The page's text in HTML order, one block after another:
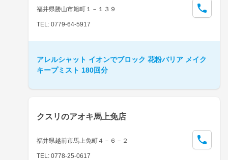
福井県勝山市旭町１－１３９
TEL: 0779-64-5917
アレルシャット イオンでブロック 花粉バリア メイク
キープミスト 180回分
クスリのアオキ馬上免店
福井県越前市馬上免町４－６－２
TEL: 0778-25-0617